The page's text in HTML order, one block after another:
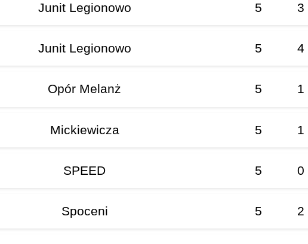
Junit Legionowo 5 3
Junit Legionowo 5 4
Opór Melanż 5 1
Mickiewicza 5 1
SPEED 5 0
Spoceni 5 2